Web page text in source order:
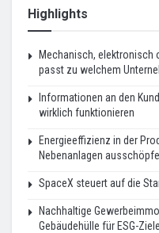
Highlights
Mechanisch, elektronisch
passt zu welchem
Informationen an den
wirklich funktionieren
Energieeffizienz in der
Nebenanlagen
SpaceX steuert auf die
Nachhaltige
Gebäudehülle für ESG-